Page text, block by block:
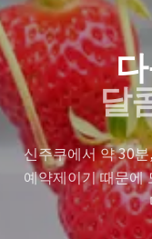
달
신주쿠에서 약 30
예약제이기 때문에